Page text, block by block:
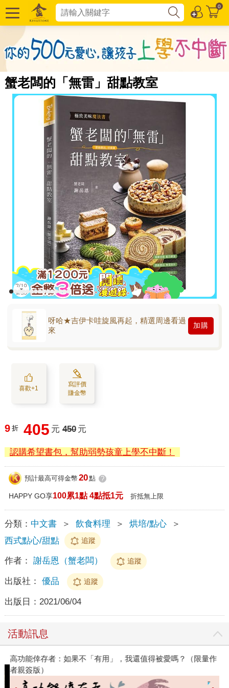
0
蟹老闆的「無雷」甜點教室
呀哈★吉伊卡哇旋風再起，精選周邊看過
來
加購
喜歡+1
寫評價
賺金幣
9 折 405 元 450 元
認購希望書包，幫助弱勢孩童上學不中斷！
預計最高可得金幣 20點 ?
HAPPY GO享100累1點 4點抵1元 折抵無上限
分類： 中文書 ＞ 飲食料理 ＞ 烘培/點心
＞
西式點心/甜點
追蹤
作者： 謝岳恩（蟹老闆） 追蹤
出版社： 優品 追蹤
出版日： 2021/06/04
活動訊息
高功能倖存者：如果不「有用」，我還值得被愛嗎？（限量作
者親簽版）